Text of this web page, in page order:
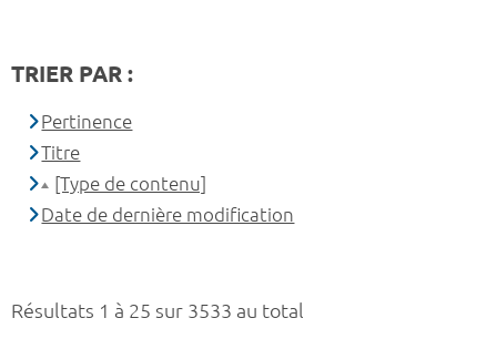
Résultats 1 à 25 sur 3533 au total
TRIER PAR :
Pertinence
Titre
[Type de contenu]
Date de dernière modification